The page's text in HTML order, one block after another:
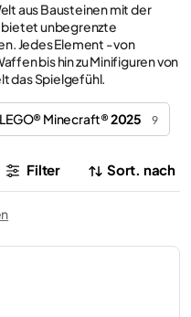
aus Bausteinen mit der
bietet unbegrenzte
Jedes Element - von
bis hin zu Minifiguren von
das Spielgefühl.
LEGO® Minecraft®2025 9
Filter Sort. nach